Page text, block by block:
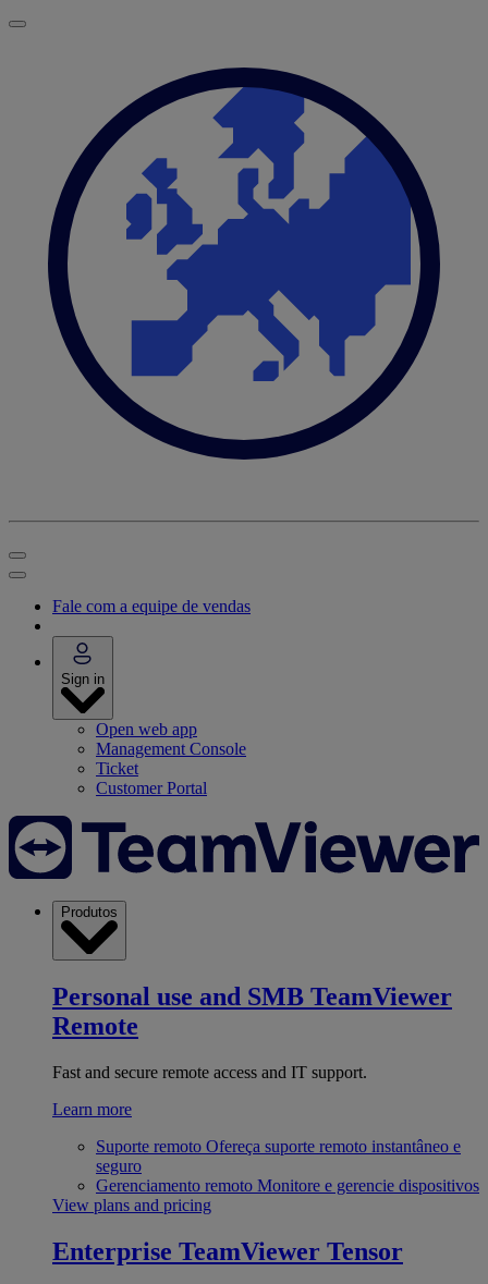
Fale com a equipe de vendas
Sign in
Open web app
Management Console
Ticket
Customer Portal
Produtos
Personal use and SMB TeamViewer
Remote
Fast and secure remote access and IT support.
Learn more
Suporte remoto Ofereça suporte remoto instantâneo e
seguro
Gerenciamento remoto Monitore e gerencie dispositivos
View plans and pricing
Enterprise TeamViewer Tensor